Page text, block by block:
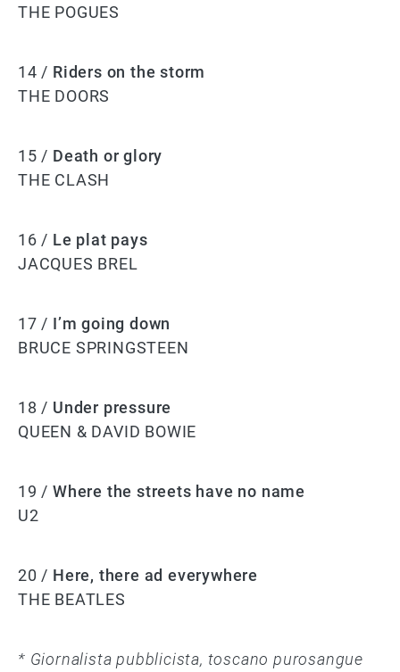
THE POGUES
14 / Riders on the storm
THE DOORS
15 / Death or glory
THE CLASH
16 / Le plat pays
JACQUES BREL
17 / I’m going down
BRUCE SPRINGSTEEN
18 / Under pressure
QUEEN & DAVID BOWIE
19 / Where the streets have no name
U2
20 / Here, there ad everywhere
THE BEATLES
* Giornalista pubblicista, toscano purosangue